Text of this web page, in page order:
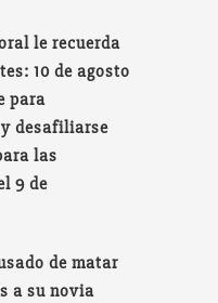
le recuerda
10 de agosto
para
desafiliarse
las
9 de
de matar
a su novia